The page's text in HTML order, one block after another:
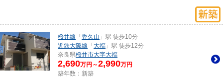
桜井線 「 香久山 」駅 徒歩10分
近鉄大阪線 「 大福 」駅 徒歩12分
奈良県桜井市大字大福
2,690万円～2,990万円
築年数：新築